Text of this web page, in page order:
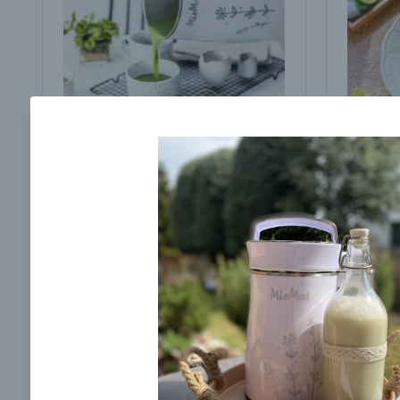
Brokolicová polievka s
cesnakom od LaPetit
Zobraziť 00:25
Odber noviniek a akcií
Odoslaním registrácie na Newsletter